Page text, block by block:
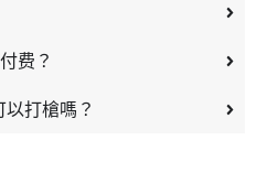
费？
打槍嗎？